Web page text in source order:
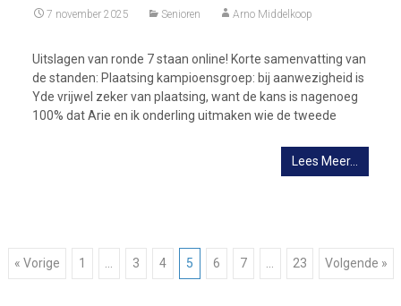
7 november 2025 Senioren Arno Middelkoop
Uitslagen van ronde 7 staan online! Korte samenvatting van
de standen: Plaatsing kampioensgroep: bij aanwezigheid is
Yde vrijwel zeker van plaatsing, want de kans is nagenoeg
100% dat Arie en ik onderling uitmaken wie de tweede
Lees Meer…
Berichtnavigatie
« Vorige 1 3 4 5 6 7 23 Volgende »